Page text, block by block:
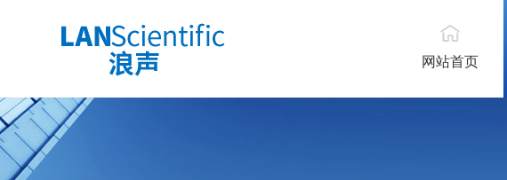
网站首页